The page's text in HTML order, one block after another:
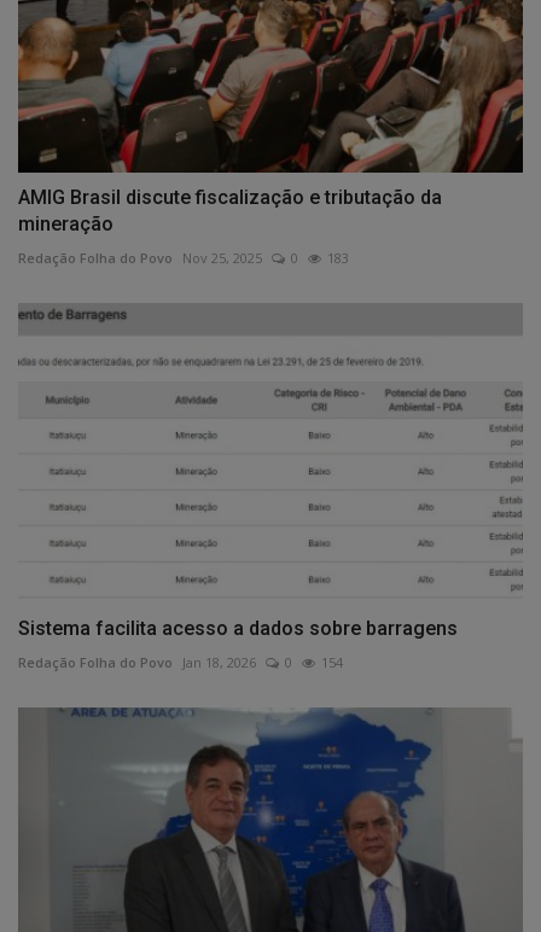
AMIG Brasil discute fiscalização e tributação da
mineração
Redação Folha do Povo Nov 25, 2025 0 183
Sistema facilita acesso a dados sobre barragens
Redação Folha do Povo Jan 18, 2026 0 154